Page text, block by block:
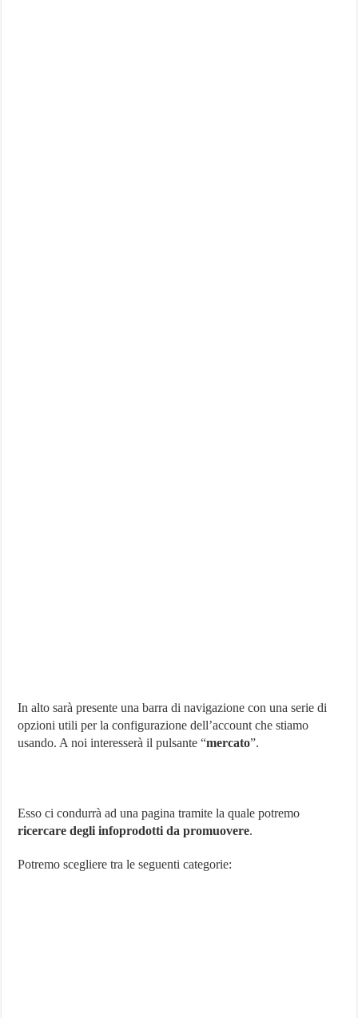
In alto sarà presente una barra di navigazione con una serie di
opzioni utili per la configurazione dell’account che stiamo
usando. A noi interesserà il pulsante “mercato”.
Esso ci condurrà ad una pagina tramite la quale potremo
ricercare degli infoprodotti da promuovere.
Potremo scegliere tra le seguenti categorie: